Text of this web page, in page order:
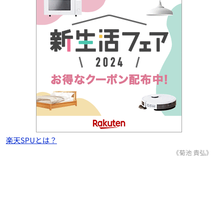
楽天SPUとは？
《菊池 貴弘》